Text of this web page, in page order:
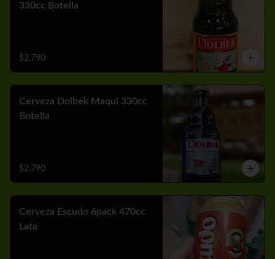
330cc Botella
$2.790
Cerveza Dolbek Maqui 330cc
Botella
$2.790
Cerveza Escudo 6pack 470cc
Lata